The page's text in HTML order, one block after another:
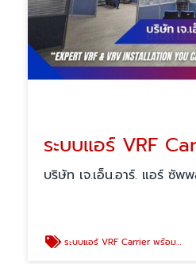
บริษัท เจ.เอ็น.อาร์. แอร์ ซัพ
ระบบแอร์ VRF Carrier พร้อมติดตั้ง